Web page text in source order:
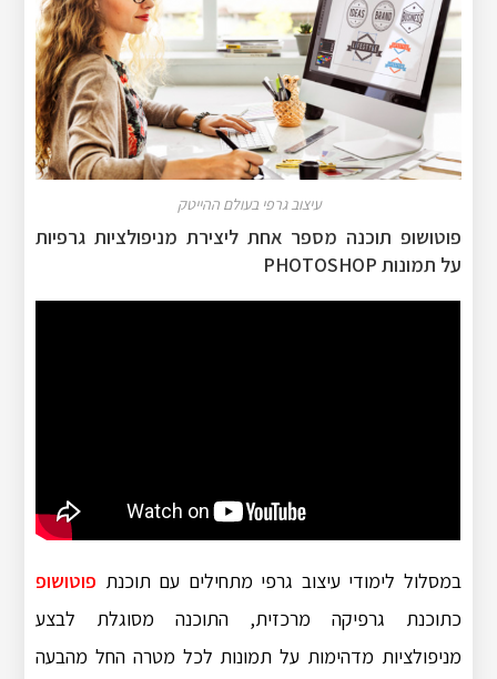
עיצוב גרפי בעולם ההייטק
פוטושופ תוכנה מספר אחת ליצירת מניפולציות גרפיות
על תמונות PHOTOSHOP
במסלול לימודי עיצוב גרפי מתחילים עם תוכנת פוטושופ
כתוכנת גרפיקה מרכזית, התוכנה מסוגלת לבצע
מניפולציות מדהימות על תמונות לכל מטרה החל מהבעה